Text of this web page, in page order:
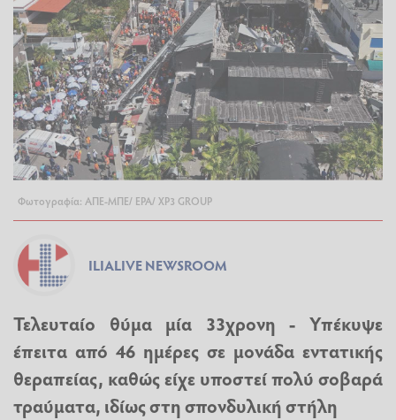
Φωτογραφία: ΑΠΕ-ΜΠΕ/ ΕΡΑ/ XP3 GROUP
ILIALIVE NEWSROOM
Τελευταίο θύμα μία 33χρονη - Υπέκυψε
έπειτα από 46 ημέρες σε μονάδα εντατικής
θεραπείας, καθώς είχε υποστεί πολύ σοβαρά
τραύματα, ιδίως στη σπονδυλική στήλη